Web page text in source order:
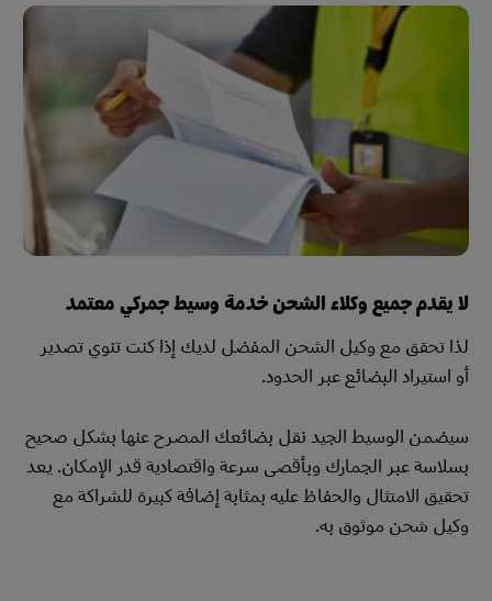
لا يقدم جميع وكلاء الشحن خدمة وسيط جمركي معتمد
لذا تحقق مع وكيل الشحن المفضل لديك إذا كنت تنوي تصدير
أو استيراد البضائع عبر الحدود.
سيضمن الوسيط الجيد نقل بضائعك المصرح عنها بشكل صحيح
بسلاسة عبر الجمارك وبأقصى سرعة واقتصادية قدر الإمكان. يعد
تحقيق الامتثال والحفاظ عليه بمثابة إضافة كبيرة للشراكة مع
وكيل شحن موثوق به.